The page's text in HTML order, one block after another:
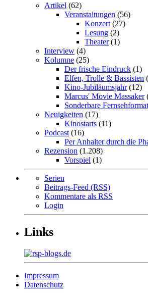
Artikel (62)
Veranstaltungen (56)
Konzert (27)
Lesung (2)
Theater(1)
Interview (4)
Kolumne (25)
Der frische Eindruck (1)
Elfen, Trolle & Bassisten
Kino-Jubiläumsjahr(12)
Marcus' Movie Massaker
Sonderbare
Neuigkeiten (17)
Kinostarts (11)
Podcast (16)
Per Anhalter durch die
Rezension (1.208)
Vorspiel (1)
Serien
Beitrags-Feed (RSS)
Kommentare als RSS
Login
Links
Impressum
Datenschutz